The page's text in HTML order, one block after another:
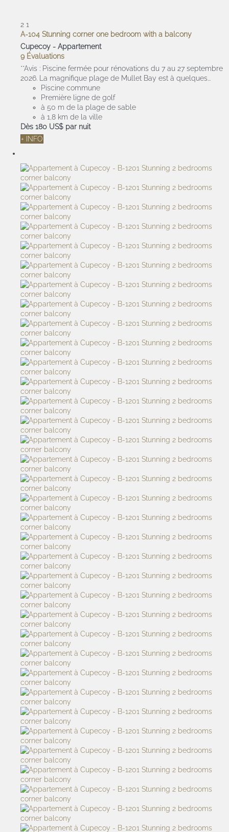
2 1
A-104 Stunning corner one bedroom with a balcony
Cupecoy - Appartement
9 Évaluations
**Avis : Piscine fermée pour rénovations du 7 au 27 septembre
2026. La magnifique plage de Mullet Bay est à quelques...
Piscine commune
Première ligne de golf
à 50 m de la plage de sable
à 1,8 km de la ville
Dès 180 US$ par nuit
+ INFO